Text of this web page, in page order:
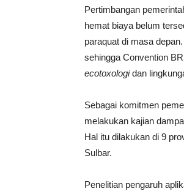
Pertimbangan
hemat biaya belum
paraquat di masa
sehingga Convention
ecotoxologidan
Sebagai komitmen
melakukan kajian
Hal itu dilakukan di 9
Sulbar.
Penelitian pengaruh